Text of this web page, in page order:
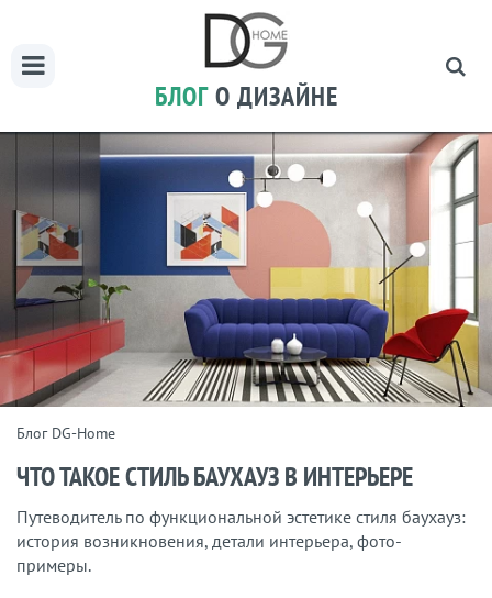
БЛОГ О ДИЗАЙНЕ
Блог DG-Home
ЧТО ТАКОЕ СТИЛЬ БАУХАУЗ В ИНТЕРЬЕРЕ
Путеводитель по функциональной эстетике стиля баухауз:
история возникновения, детали интерьера, фото-
примеры.